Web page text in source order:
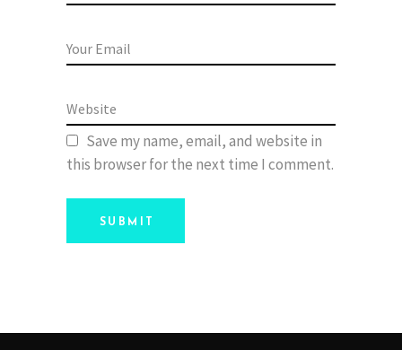
Save my name, email, and website in
this browser for the next time I comment.
SUBMIT